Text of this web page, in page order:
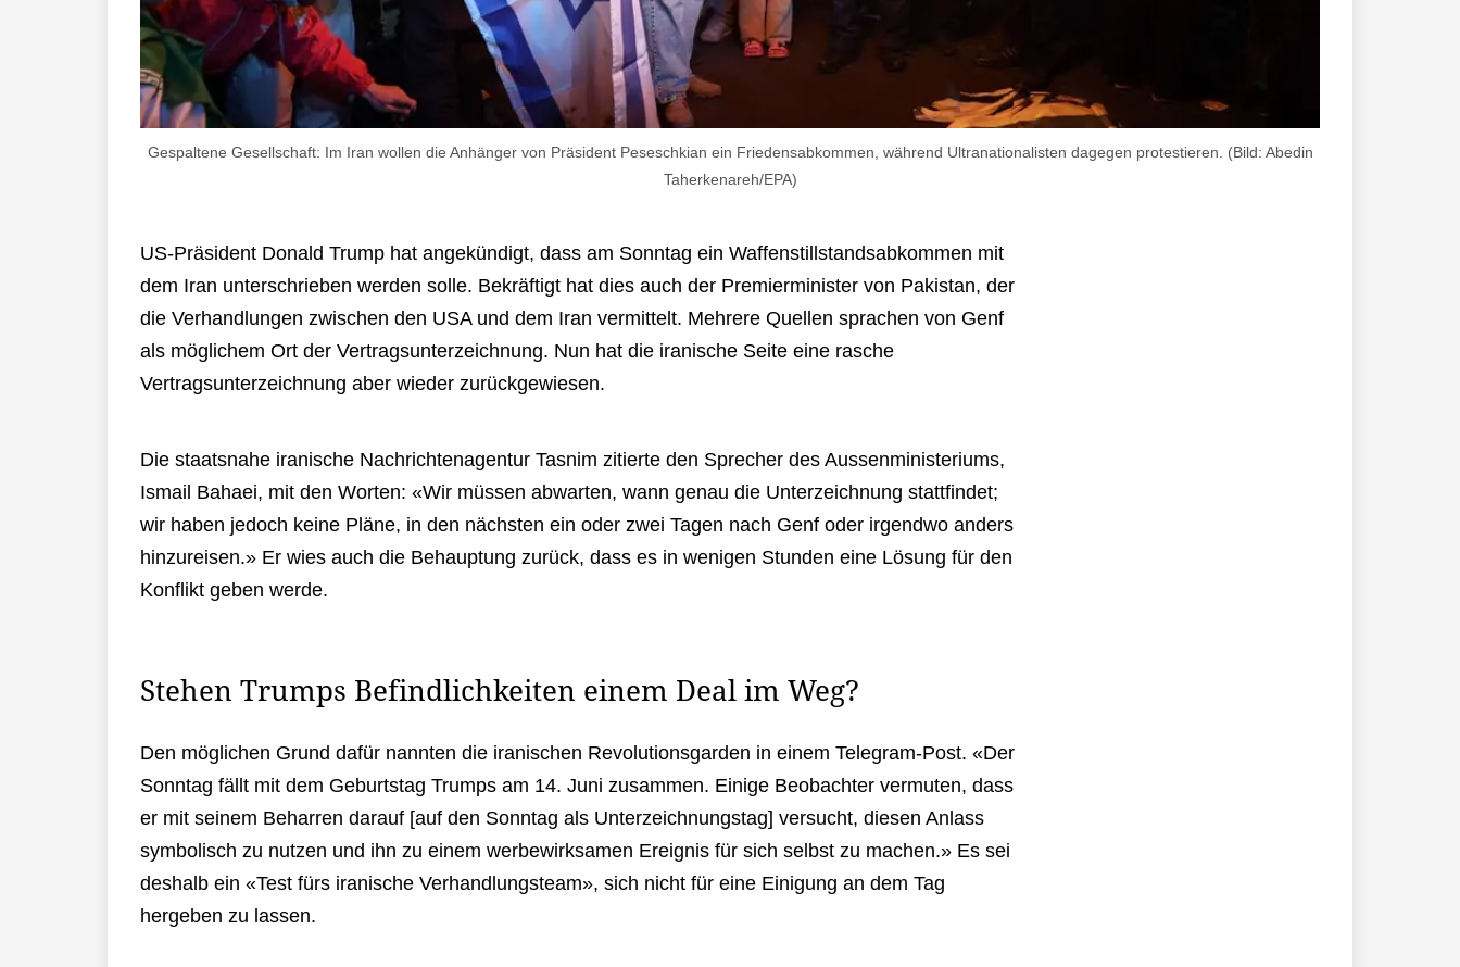
Gespaltene Gesellschaft: Im Iran wollen die Anhänger von Präsident Peseschkian ein Friedensabkommen, während Ultranationalisten dagegen protestieren. (Bild: Abedin
Taherkenareh/EPA)
US-Präsident Donald Trump hat angekündigt, dass am Sonntag ein Waffenstillstandsabkommen mit
dem Iran unterschrieben werden solle. Bekräftigt hat dies auch der Premierminister von Pakistan, der
die Verhandlungen zwischen den USA und dem Iran vermittelt. Mehrere Quellen sprachen von Genf
als möglichem Ort der Vertragsunterzeichnung. Nun hat die iranische Seite eine rasche
Vertragsunterzeichnung aber wieder zurückgewiesen.
Die staatsnahe iranische Nachrichtenagentur Tasnim zitierte den Sprecher des Aussenministeriums,
Ismail Bahaei, mit den Worten: «Wir müssen abwarten, wann genau die Unterzeichnung stattfindet;
wir haben jedoch keine Pläne, in den nächsten ein oder zwei Tagen nach Genf oder irgendwo anders
hinzureisen.» Er wies auch die Behauptung zurück, dass es in wenigen Stunden eine Lösung für den
Konflikt geben werde.
Stehen Trumps Befindlichkeiten einem Deal im Weg?
Den möglichen Grund dafür nannten die iranischen Revolutionsgarden in einem Telegram-Post. «Der
Sonntag fällt mit dem Geburtstag Trumps am 14. Juni zusammen. Einige Beobachter vermuten, dass
er mit seinem Beharren darauf [auf den Sonntag als Unterzeichnungstag] versucht, diesen Anlass
symbolisch zu nutzen und ihn zu einem werbewirksamen Ereignis für sich selbst zu machen.» Es sei
deshalb ein «Test fürs iranische Verhandlungsteam», sich nicht für eine Einigung an dem Tag
hergeben zu lassen.